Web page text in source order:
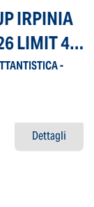
IRPINIA
LIMIT 40
-
Dettagli